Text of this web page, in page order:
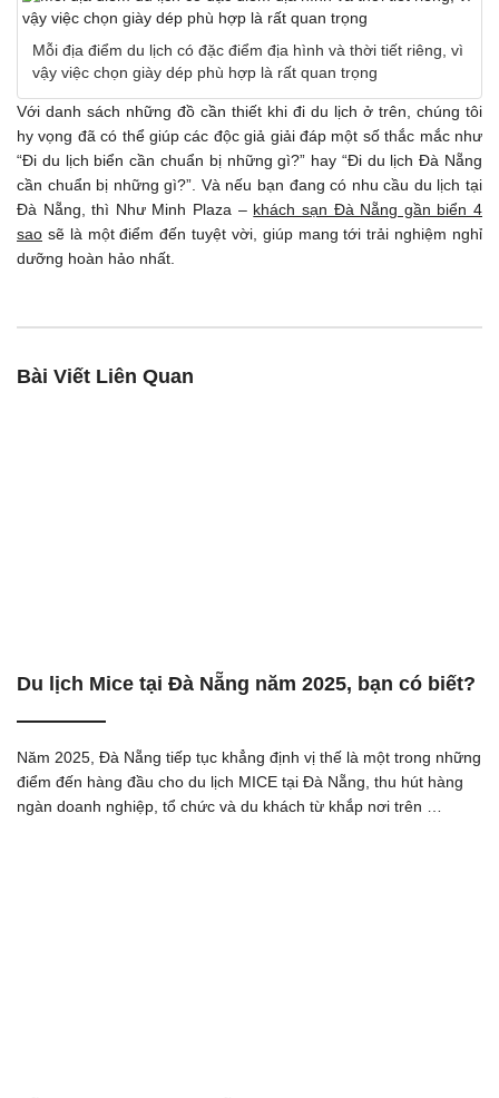
Mỗi địa điểm du lịch có đặc điểm địa hình và thời tiết riêng, vì
vậy việc chọn giày dép phù hợp là rất quan trọng
Với danh sách những đồ cần thiết khi đi du lịch ở trên, chúng tôi
hy vọng đã có thể giúp các độc giả giải đáp một số thắc mắc như
“Đi du lịch biển cần chuẩn bị những gì?” hay “Đi du lịch Đà Nẵng
cần chuẩn bị những gì?”. Và nếu bạn đang có nhu cầu du lịch tại
Đà Nẵng, thì Như Minh Plaza – khách sạn Đà Nẵng gần biển 4
sao sẽ là một điểm đến tuyệt vời, giúp mang tới trải nghiệm nghỉ
dưỡng hoàn hảo nhất.
Bài Viết Liên Quan
Du lịch Mice tại Đà Nẵng năm 2025, bạn có biết?
Năm 2025, Đà Nẵng tiếp tục khẳng định vị thế là một trong những
điểm đến hàng đầu cho du lịch MICE tại Đà Nẵng, thu hút hàng
ngàn doanh nghiệp, tổ chức và du khách từ khắp nơi trên …